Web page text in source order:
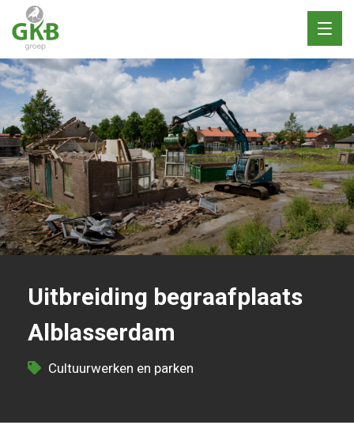
Uitbreiding begraafplaats
Alblasserdam
Cultuurwerken en parken